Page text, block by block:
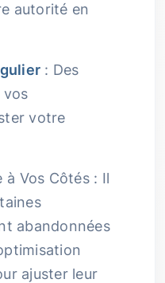
autorité en
: Des
vos
votre
à Vos Côtés : Il
abandonnées
ajuster leur